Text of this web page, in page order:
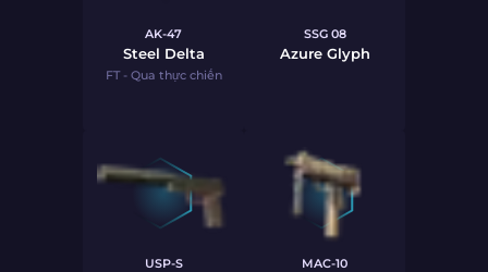
AK-47
Steel Delta
FT - Qua thực chiến
SSG 08
Azure Glyph
USP-S MAC-10